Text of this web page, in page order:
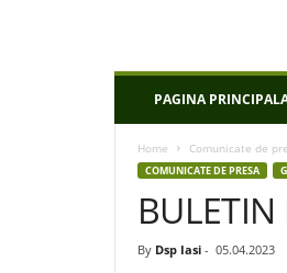
P
PAGINA
Home Comunicate de
COMUNICATE DE PRESA
By Dsp Iasi - 05.04.2023